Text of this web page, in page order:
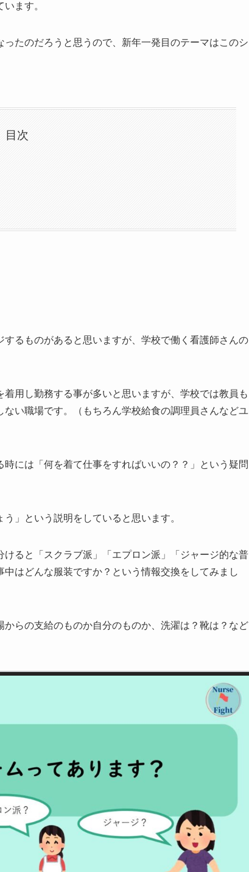
ます。
たのだろうと思うので、新年一発目のテーマはこのシ
目次
るものがあると思いますが、学校で働く看護師さんの
用し勤務する事が多いと思いますが、学校では教員も
い職場です。（もちろん学校給食の調理員さんなどユ
には「何を着て仕事をすればいいの？？」という疑問
」という説明をしていると思います。
ると「スクラブ派」「エプロン派」「ジャージ的な普
はどんな服装ですか？という情報交換をしてみまし
らの支給のものか自分のものか、洗濯は？靴は？など